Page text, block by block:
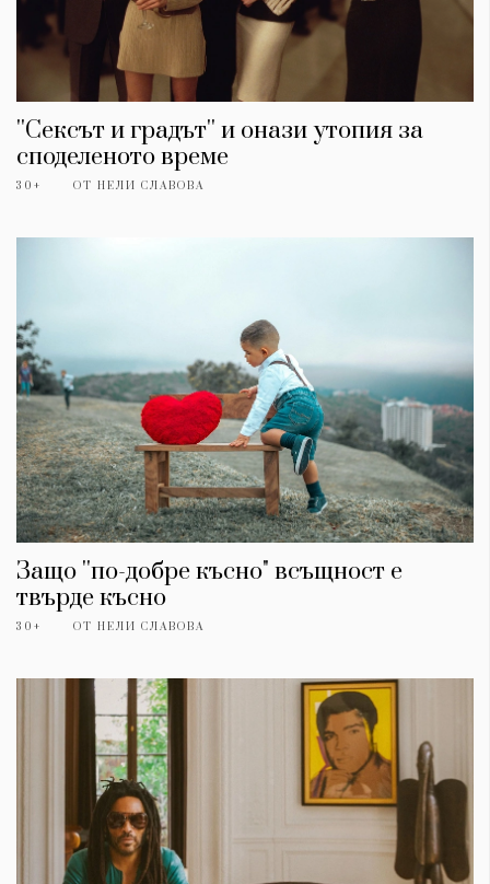
''Сексът и градът'' и онази утопия за
споделеното време
30+ ОТ НЕЛИ СЛАВОВА
Защо ''по-добре късно" всъщност е
твърде късно
30+ ОТ НЕЛИ СЛАВОВА
КАТЕГОРИИ
Wine&Dine
Dialogue
Изкуство